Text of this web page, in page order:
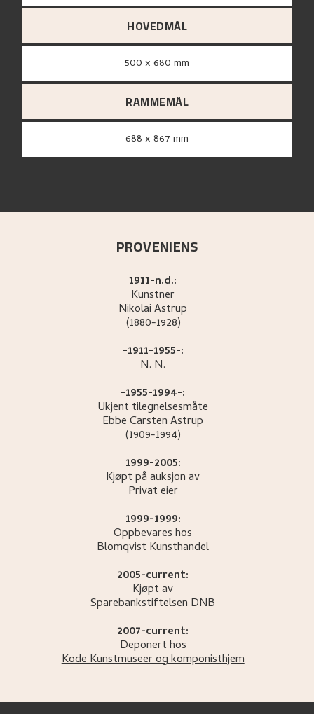
HOVEDMÅL
500 x 680 mm
RAMMEMÅL
688 x 867 mm
PROVENIENS
1911-n.d.:
Kunstner
NikolaiAstrup
(1880-1928)
-1911-1955-:
N. N.
-1955-1994-:
Ukjent tilegnelsesmåte
Ebbe CarstenAstrup
(1909-1994)
1999-2005:
Kjøpt på auksjon av
Privat eier
1999-1999:
Oppbevares hos
Blomqvist Kunsthandel
2005-current:
Kjøpt av
Sparebankstiftelsen DNB
2007-current:
Deponert hos
Kode Kunstmuseer og komponisthjem